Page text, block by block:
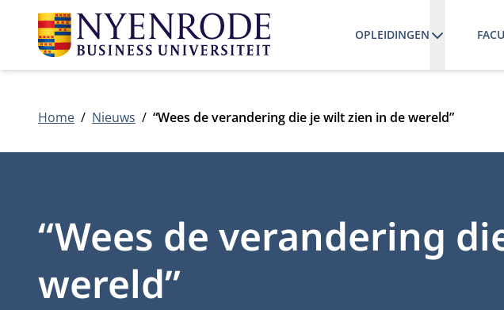
OPLEIDINGEN
Home Nieuws “Wees de verandering die je wilt zien in de wereld”
“Wees de verandering
wereld”